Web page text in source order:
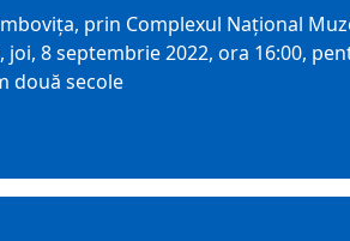
prin Complexul Național
8 septembrie 2022, ora 16:00,
două secole